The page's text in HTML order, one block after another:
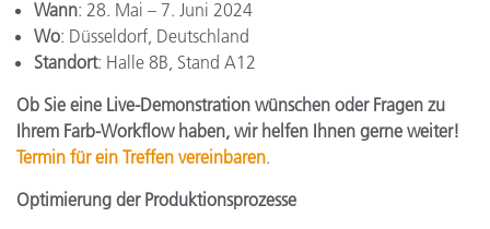
Wann: 28. Mai – 7. Juni 2024
Wo: Düsseldorf, Deutschland
Standort: Halle 8B, Stand A12
Ob Sie eine Live-Demonstration wünschen oder Fragen zu
Ihrem Farb-Workflow haben, wir helfen Ihnen gerne weiter!
Termin für ein Treffen vereinbaren.
Optimierung der Produktionsprozesse